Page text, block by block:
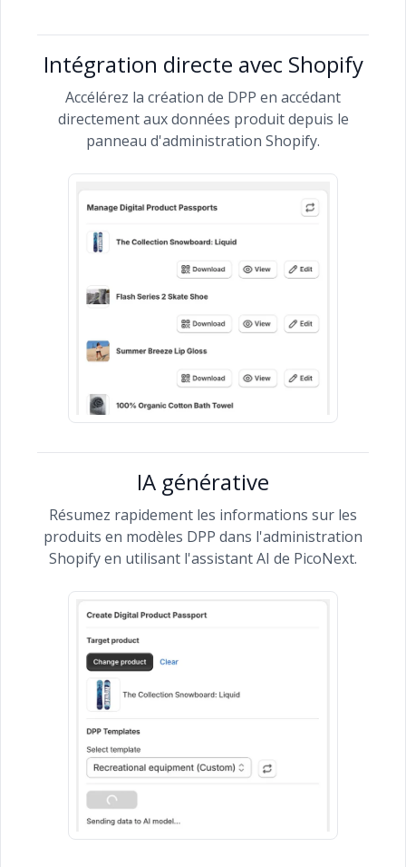
Intégration directe avec Shopify
Accélérez la création de DPP en accédant
directement aux données produit depuis le
panneau d'administration Shopify.
IA générative
Résumez rapidement les informations sur les
produits en modèles DPP dans l'administration
Shopify en utilisant l'assistant AI de PicoNext.